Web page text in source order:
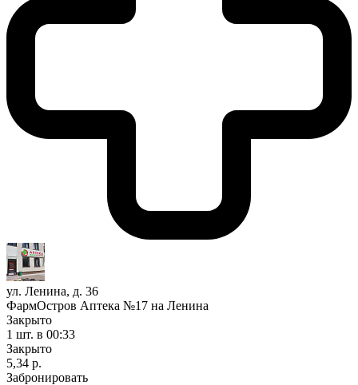
ул. Ленина, д. 36
ФармОстров Аптека №17 на Ленина
Закрыто
1 шт. в 00:33
Закрыто
5,34 р.
Забронировать